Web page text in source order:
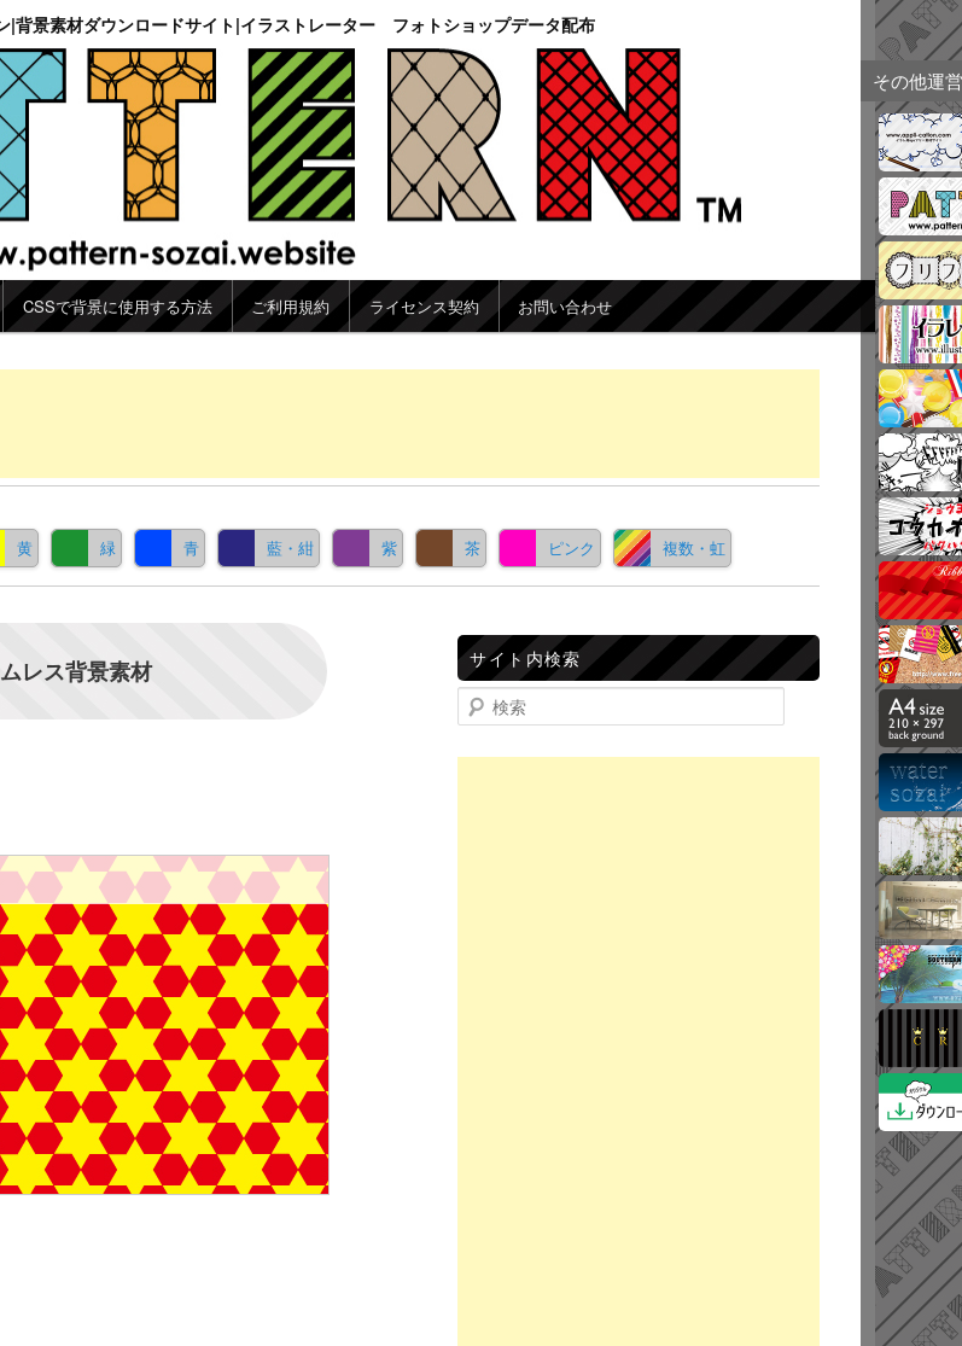
|背景素材ダウンロードサイト|イラストレーター フォトショップデータ配布
CSSで背景に使用する方法 ご利用規約 ライセンス契約 お問い合わせ
黄 緑 青 藍・紺 紫 茶 ピンク 複数・虹
レス背景素材 サイト内検索
検索
その他運